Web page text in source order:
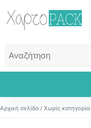
Αρχική σελίδα / Χωρίς κατηγορία